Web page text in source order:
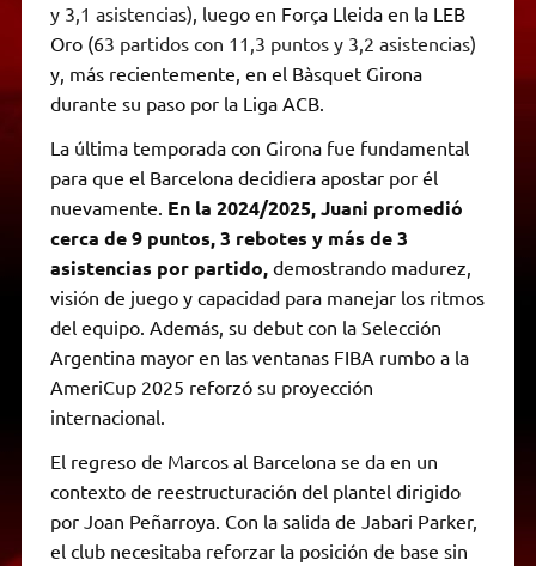
y 3,1 asistencias), luego en Força Lleida en la LEB
Oro (63 partidos con 11,3 puntos y 3,2 asistencias)
y, más recientemente, en el Bàsquet Girona
durante su paso por la Liga ACB.
La última temporada con Girona fue fundamental
para que el Barcelona decidiera apostar por él
nuevamente. En la 2024/2025, Juani promedió
cerca de 9 puntos, 3 rebotes y más de 3
asistencias por partido,demostrando madurez,
visión de juego y capacidad para manejar los ritmos
del equipo. Además, su debut con la Selección
Argentina mayor en las ventanas FIBA rumbo a la
AmeriCup 2025 reforzó su proyección
internacional.
El regreso de Marcos al Barcelona se da en un
contexto de reestructuración del plantel dirigido
por Joan Peñarroya. Con la salida de Jabari Parker,
el club necesitaba reforzar la posición de base sin